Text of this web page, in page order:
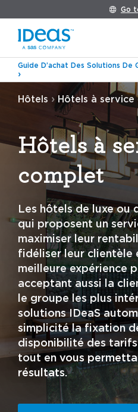
Go
Guide D’achat Des Solutions De
Hôtels ›Hôtels à
Hôtels à
complet
Les hôtels de luxe ou
qui proposent un
maximiser leur
fidéliser leur clientèle
meilleure expérience
acceptant aussi la
le groupe les plus
solutions IDeaS
simplicité la fixation
disponibilité des
tout en vous
résultats.